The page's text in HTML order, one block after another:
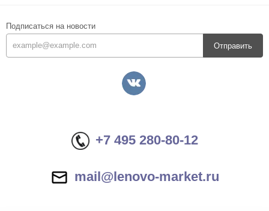
Подписаться на новости
Отправить
+7 495 280-80-12
mail@lenovo-market.ru